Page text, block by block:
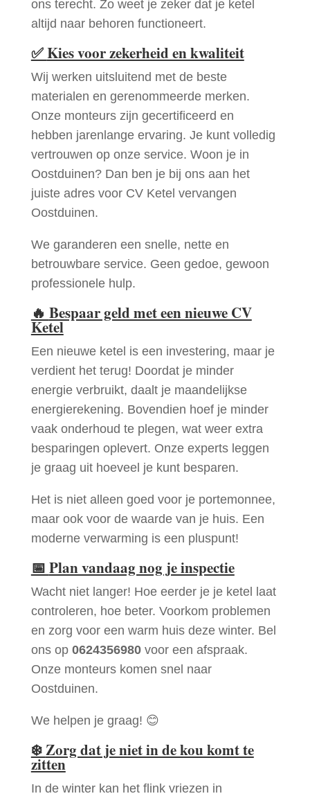
ons terecht. Zo weet je zeker dat je ketel
altijd naar behoren functioneert.
✅Kies voor zekerheid en kwaliteit
Wij werken uitsluitend met de beste
materialen en gerenommeerde merken.
Onze monteurs zijn gecertificeerd en
hebben jarenlange ervaring. Je kunt volledig
vertrouwen op onze service. Woon je in
Oostduinen? Dan ben je bij ons aan het
juiste adres voor CV Ketel vervangen
Oostduinen.
We garanderen een snelle, nette en
betrouwbare service. Geen gedoe, gewoon
professionele hulp.
🔥 Bespaar geld met een nieuwe CV
Ketel
Een nieuwe ketel is een investering, maar je
verdient het terug! Doordat je minder
energie verbruikt, daalt je maandelijkse
energierekening. Bovendien hoef je minder
vaak onderhoud te plegen, wat weer extra
besparingen oplevert. Onze experts leggen
je graag uit hoeveel je kunt besparen.
Het is niet alleen goed voor je portemonnee,
maar ook voor de waarde van je huis. Een
moderne verwarming is een pluspunt!
📅 Plan vandaag nog je inspectie
Wacht niet langer! Hoe eerder je je ketel laat
controleren, hoe beter. Voorkom problemen
en zorg voor een warm huis deze winter. Bel
ons op 0624356980voor een afspraak.
Onze monteurs komen snel naar
Oostduinen.
We helpen je graag! 😊
❄️Zorg dat je niet in de kou komt te
zitten
In de winter kan het flink vriezen in